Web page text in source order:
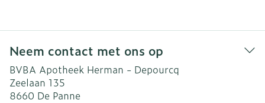
Neem contact met ons op
BVBA Apotheek Herman - Depourcq
Zeelaan 135
8660 De Panne